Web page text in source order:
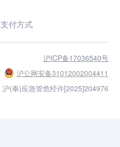
支付方式
沪ICP备17036540号
沪公网安备31012002004411
沪(奉)应急管危经许[2025]204976